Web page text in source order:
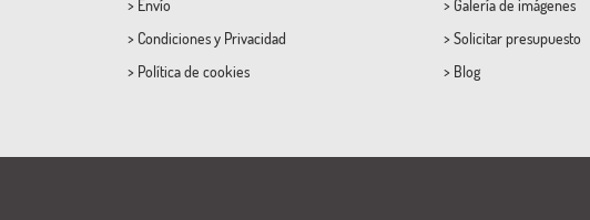
> Envío
> Condicionesy Privacidad
> Política de cookies
> Galería de imágenes
> Solicitar presupuesto
> Blog